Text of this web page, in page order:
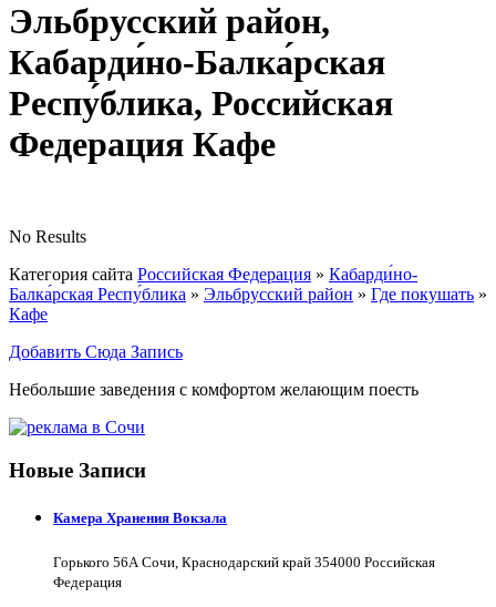
Эльбрусский район,
Кабарди́но-Балка́рская
Респу́блика, Российская
Федерация Кафе
No Results
Категория сайта Российская Федерация » Кабарди́но-
Балка́рская Респу́блика » Эльбрусский район » Где покушать »
Кафе
Добавить Сюда Запись
Небольшие заведения с комфортом желающим поесть
Новые Записи
Камера Хранения Вокзала
Горького 56А Сочи, Краснодарский край 354000 Российская
Федерация